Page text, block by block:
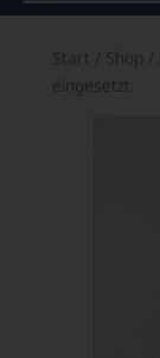
Start / Shop /
eingesetzt